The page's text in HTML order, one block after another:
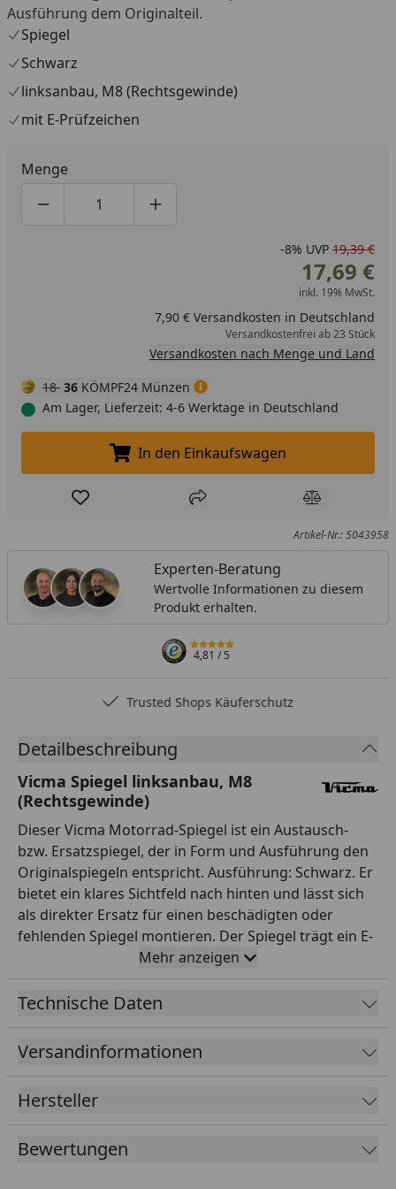
Ausführung dem Originalteil.
Spiegel
Schwarz
linksanbau, M8 (Rechtsgewinde)
mit E-Prüfzeichen
Menge
Produktmenge um eins verringern
Produktmenge manuell eingeben
Produktmenge um eins erhöhen
-8% UVP 19,39 €
17,69 €
inkl. 19% MwSt.
7,90 € Versandkosten in Deutschland
Versandkostenfrei ab 23 Stück
Versandkosten nach Menge und Land
18 36 KÖMPF24 Münzen
Am Lager, Lieferzeit: 4-6 Werktage in Deutschland
In den Einkaufswagen legen
In den Einkaufswagen
Produkt zur Wunschliste hinzufügen
Teilen Produkt
Artikel-Nr.: 5043958
Experten-Beratung
Wertvolle Informationen zu diesem
Produkt erhalten.
4,81/ 5
Trusted Shops Käuferschutz
Detailbeschreibung
Vicma Spiegel linksanbau, M8
(Rechtsgewinde)
Dieser Vicma Motorrad-Spiegel ist ein Austausch-
bzw. Ersatzspiegel, der in Form und Ausführung den
Originalspiegeln entspricht. Ausführung: Schwarz. Er
bietet ein klares Sichtfeld nach hinten und lässt sich
als direkter Ersatz für einen beschädigten oder
fehlenden Spiegel montieren. Der Spiegel trägt ein E-
Prüfzeichen und ist damit für den Straßenverkehr
zugelassen. Anbau/Gewinde laut Hersteller:
linksanbau, M8 (Rechtsgewinde). Wichtig bei Spiegeln
die Gewinderichtung: Linke Spiegel haben je nach
Fahrzeug oft ein Linksgewinde, rechte ein
von Zweirad-Zubehör mit breitem Sortiment. So
findest du einen passenden Ersatz in bewährter
Qualität. Wichtig: Gleiche vor dem Kauf Gewinde,
Mehr anzeigen
Technische Daten
Versandinformationen
Hersteller
Bewertungen